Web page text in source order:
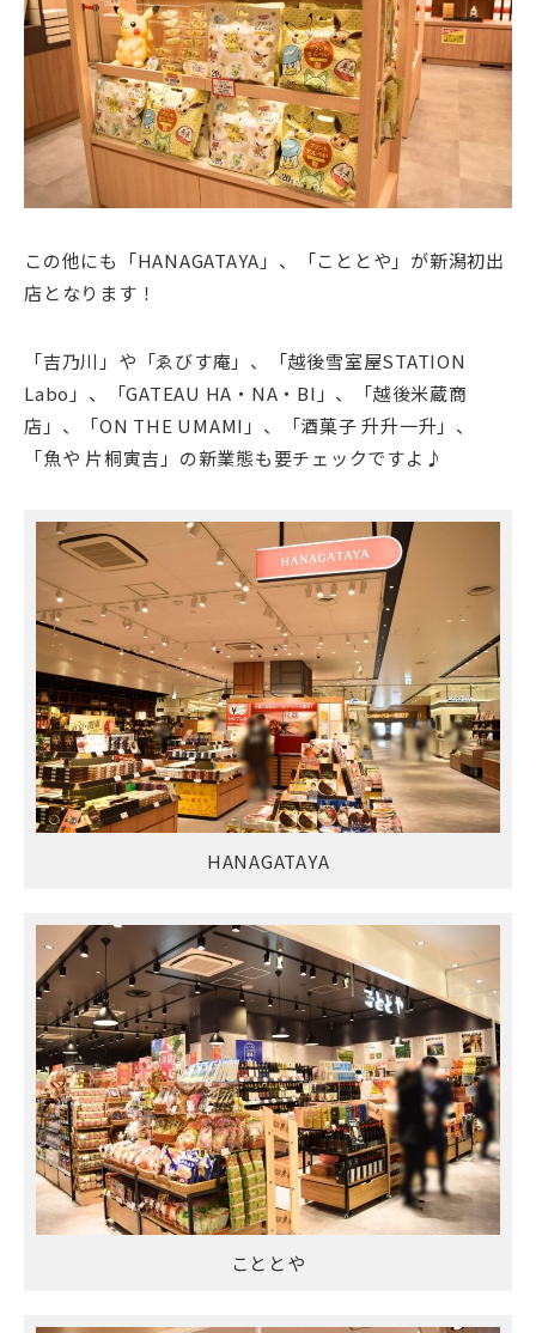
この他にも「HANAGATAYA」、「こととや」が新潟初出
店となります！
「吉乃川」や「ゑびす庵」、「越後雪室屋STATION
Labo」、「GATEAU HA・NA・BI」、「越後米蔵商
店」、「ON THE UMAMI」、「酒菓子 升升一升」、
「魚や 片桐寅吉」の新業態も要チェックですよ♪
HANAGATAYA
こととや